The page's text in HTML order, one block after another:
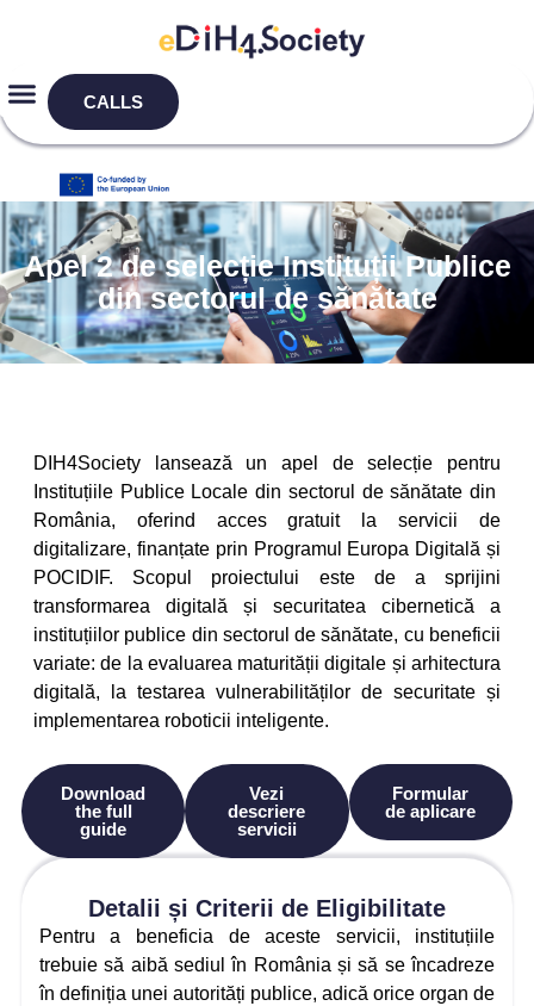
CALLS
Apel 2 de selecție Instituții Publice
din sectorul de sănătate
DIH4Society lansează un apel de selecție pentru
Instituțiile Publice Locale din sectorul de sănătate din
România, oferind acces gratuit la servicii de
digitalizare, finanțate prin Programul Europa Digitală și
POCIDIF. Scopul proiectului este de a sprijini
transformarea digitală și securitatea cibernetică a
instituțiilor publice din sectorul de sănătate, cu beneficii
variate: de la evaluarea maturității digitale și arhitectura
digitală, la testarea vulnerabilităților de securitate și
implementarea roboticii inteligente.
Download
the full
guide
Vezi
descriere
servicii
Formular
de aplicare
Detalii și Criterii de Eligibilitate
Pentru a beneficia de aceste servicii, instituțiile
trebuie să aibă sediul în România și să se încadreze
în definiția unei autorități publice, adică orice organ de